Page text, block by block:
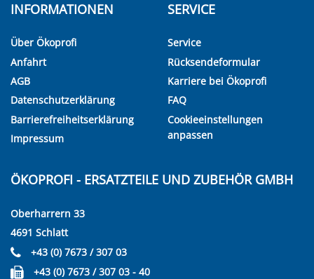
INFORMATIONEN
Über Ökoprofi
Anfahrt
AGB
Datenschutzerklärung
Barrierefreiheitserklärung
Impressum
SERVICE
Service
Rücksendeformular
Karriere bei Ökoprofi
FAQ
Cookieeinstellungen
anpassen
ÖKOPROFI - ERSATZTEILE UND ZUBEHÖR GMBH
Oberharrern 33
4691 Schlatt
+43 (0) 7673 / 307 03
+43 (0) 7673 / 307 03 - 40